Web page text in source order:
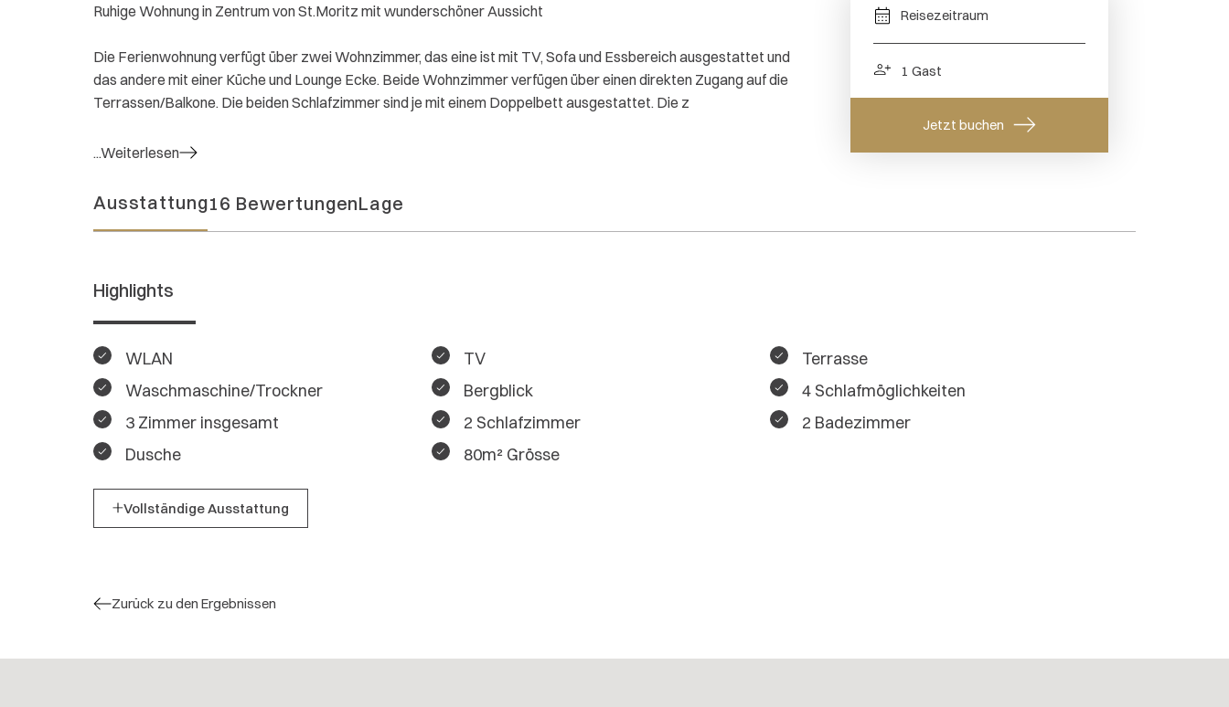
Ruhige Wohnung in Zentrum von St.Moritz mit wunderschöner Aussicht
Die Ferienwohnung verfügt über zwei Wohnzimmer, das eine ist mit TV, Sofa und Essbereich ausgestattet und
das andere mit einer Küche und Lounge Ecke. Beide Wohnzimmer verfügen über einen direkten Zugang auf die
Terrassen/Balkone. Die beiden Schlafzimmer sind je mit einem Doppelbett ausgestattet. Die z
...Weiterlesen
Ausstattung16 BewertungenLage
Highlights
WLAN TV
Terrasse
Waschmaschine/Trockner
Bergblick
4 Schlafmöglichkeiten
3 Zimmer insgesamt
2 Schlafzimmer
2 Badezimmer
Dusche
80m² Grösse
Vollständige Ausstattung
Zurück zu den Ergebnissen